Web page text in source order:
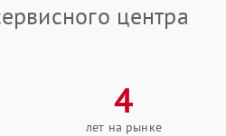
центра
4
лет на рынке